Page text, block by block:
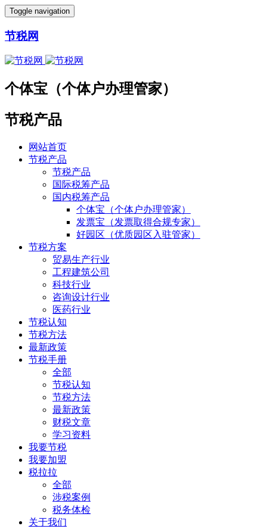
Toggle navigation
节税网
个体宝（个体户办理管家）
节税产品
网站首页
节税产品
节税产品
国际税筹产品
国内税筹产品
个体宝（个体户办理管家）
发票宝（发票取得合规专家）
好园区（优质园区入驻管家）
节税方案
贸易生产行业
工程建筑公司
科技行业
咨询设计行业
医药行业
节税认知
节税方法
最新政策
节税手册
全部
节税认知
节税方法
最新政策
财税文章
学习资料
我要节税
我要加盟
税拉拉
全部
涉税案例
税务体检
关于我们